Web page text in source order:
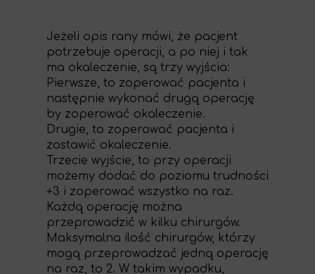
Jeżeli opis rany mówi, że pacjent
potrzebuje operacji, a po niej i tak
ma okaleczenie, są trzy wyjścia:
Pierwsze, to zoperować pacjenta i
następnie wykonać drugą operację
by zoperować okaleczenie.
Drugie, to zoperować pacjenta i
zostawić okaleczenie.
Trzecie wyjście, to przy operacji
możemy dodać do poziomu trudności
+3 i zoperować wszystko na raz.
Każdą operację można
przeprowadzić w kilku chirurgów.
Maksymalna ilość chirurgów, którzy
mogą przeprowadzać jedną operację
na raz, to 2. W takim wypadku,